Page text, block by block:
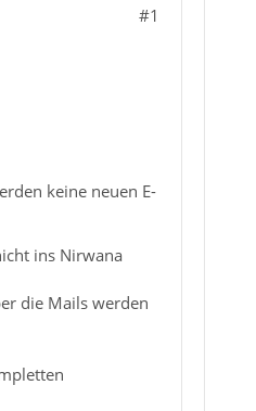
#1
keine neuen E-
ins Nirwana
die Mails werden